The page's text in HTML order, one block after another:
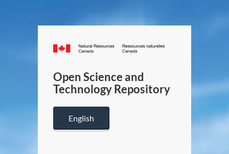
Canada.ca
/
Canada
Open Science and
Technology Repository
English